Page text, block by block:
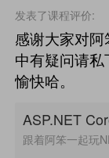
发表了课程评价:
感谢大家对
中有疑问请
愉快哈。
ASP.NET
跟着阿笨一起玩